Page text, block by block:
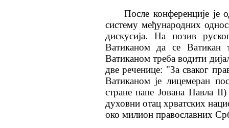
После конференције је
систему међународних
дискусија. На позив
Ватиканом да се Ватикан
Ватиканом треба водити
две реченице: "За сваког
Ватиканом је лицемеран
стране папе Јована ПавлаII)
духовни отац хрватских
око милион православних